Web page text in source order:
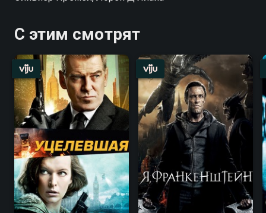
С этим смотрят